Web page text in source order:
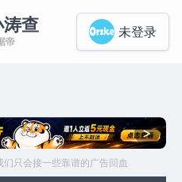
查
帝
未登录
>
只会接一些靠谱的广告回血